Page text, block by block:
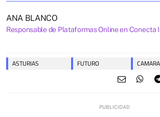
ANA BLANCO
Responsable de Plataformas Online en Conecta
ASTURIAS FUTURO